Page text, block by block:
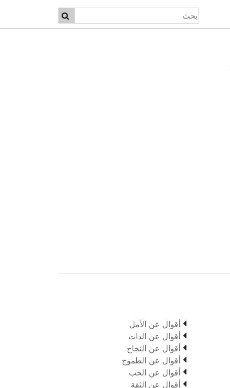
 أقوال عن الأمل
 أقوال عن الذات
 أقوال عن النجاح
 أقوال عن الطموح
 أقوال عن الحب
 أقوال عن الثقة